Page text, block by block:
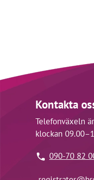
Kontakta
Telefonväxeln
klockan
090-70 82